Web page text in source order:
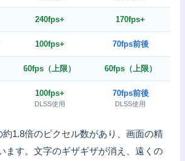
240fps+ 170fps+
100fps+ 70fps前後
60fps（上限） 60fps（上限）
100fps+
DLSS使用
70fps前後
DLSS使用
1.8倍のピクセル数があり、画面の精
ます。文字のギザギザが消え、遠くの